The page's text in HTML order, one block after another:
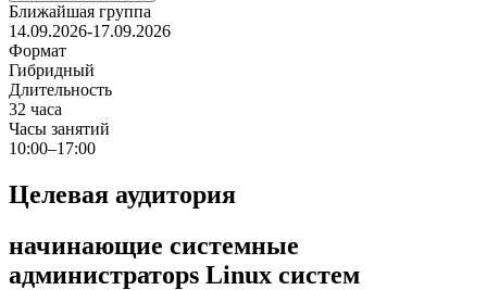
Ближайшая группа
14.09.2026-17.09.2026
Формат
Гибридный
Длительность
32 часа
Часы занятий
10:00–17:00
Целевая аудитория
начинающие системные
администраторs Linux систем